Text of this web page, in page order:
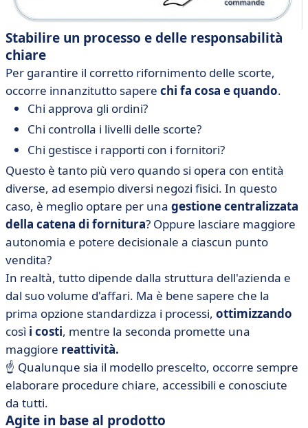
Stabilire un processo e delle responsabilità
chiare
Per garantire il corretto rifornimento delle scorte,
occorre innanzitutto sapere chi fa cosa e quando.
Chi approva gli ordini?
Chi controlla i livelli delle scorte?
Chi gestisce i rapporti con i fornitori?
Questo è tanto più vero quando si opera con entità
diverse, ad esempio diversi negozi fisici. In questo
caso, è meglio optare per una gestione centralizzata
della catena di fornitura? Oppure lasciare maggiore
autonomia e potere decisionale a ciascun punto
vendita?
In realtà, tutto dipende dalla struttura dell'azienda e
dal suo volume d'affari. Ma è bene sapere che la
prima opzione standardizza i processi, ottimizzando
così i costi, mentre la seconda promette una
maggiore reattività.
☝️ Qualunque sia il modello prescelto, occorre sempre
elaborare procedure chiare, accessibili e conosciute
da tutti.
Agite in base al prodotto